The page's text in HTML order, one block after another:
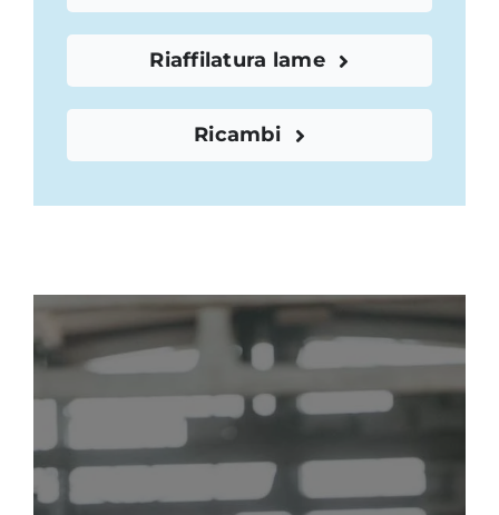
Riaffilatura lame
Ricambi